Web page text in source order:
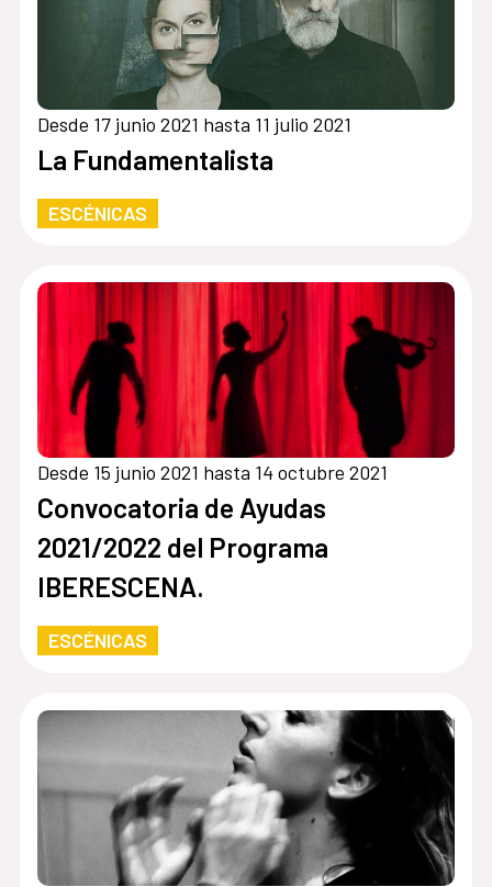
Desde 17 junio 2021 hasta 11 julio 2021
La Fundamentalista
ESCÉNICAS
Desde 15 junio 2021 hasta 14 octubre 2021
Convocatoria de Ayudas
2021/2022 del Programa
IBERESCENA.
ESCÉNICAS